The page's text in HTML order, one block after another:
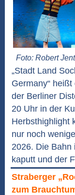
Foto: Robert
„Stadt Land
Germany“
der Berliner
20 Uhr in der
Herbsthighlight
nur noch
2026. Die Bahn
kaputt und der
Straberger
zum